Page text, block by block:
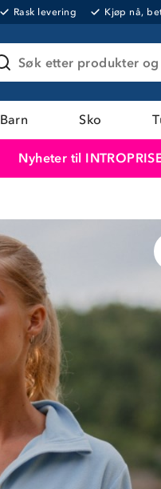
Rask levering Kjøp nå,
Søk etter produkter
Barn Sko
Nyheter til